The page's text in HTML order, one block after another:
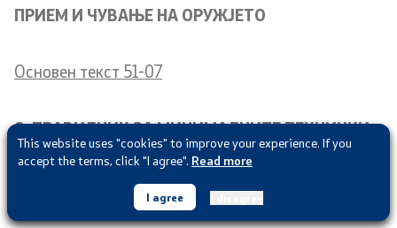
ПРИЕМ И ЧУВАЊЕ НА ОРУЖЈЕТО
Oсновен текст 51-07
9. ПРАВИЛНИК ЗА МИНИМАЛНИТЕ ТЕХНИЧКИ
И БЕЗБЕДНОСНИ УСЛОВИ
Oсновен текст 11-07
This website uses "cookies" to improve your experience. If you
accept the terms, click "I agree". Read more
I agree